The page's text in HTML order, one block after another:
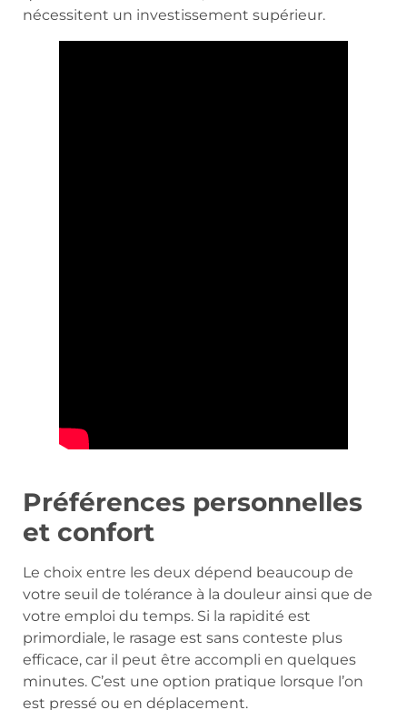
nécessitent un investissement supérieur.
Préférences personnelles
et confort
Le choix entre les deux dépend beaucoup de
votre seuil de tolérance à la douleur ainsi que de
votre emploi du temps. Si la rapidité est
primordiale, le rasage est sans conteste plus
efficace, car il peut être accompli en quelques
minutes. C’est une option pratique lorsque l’on
est pressé ou en déplacement.